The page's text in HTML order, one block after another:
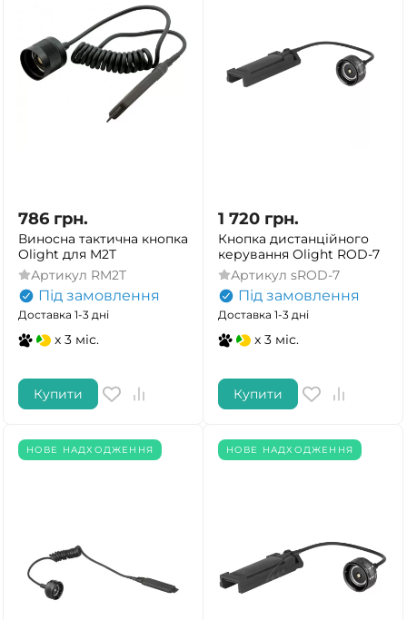
786 грн.
Виносна тактична кнопка
Olight для M2T
Артикул RM2T
Під замовлення
Доставка 1-3 дні
x 3 міс.
Купити
1 720 грн.
Кнопка дистанційного
керування Olight ROD-7
Артикул sROD-7
Під замовлення
Доставка 1-3 дні
x 3 міс.
Купити
НОВЕ НАДХОДЖЕННЯ НОВЕ НАДХОДЖЕННЯ
ТАК